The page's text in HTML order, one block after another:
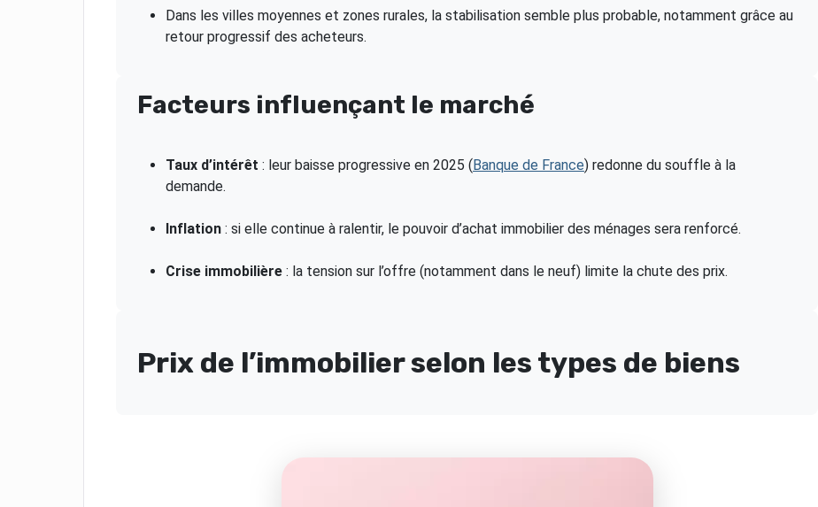
Dans les villes moyennes et zones rurales, la stabilisation semble plus probable, notamment grâce au
retour progressif des acheteurs.
Facteurs influençant le marché
Taux d’intérêt : leur baisse progressive en 2025 (Banque de France) redonne du souffle à la
demande.
Inflation : si elle continue à ralentir, le pouvoir d’achat immobilier des ménages sera renforcé.
Crise immobilière : la tension sur l’offre (notamment dans le neuf) limite la chute des prix.
Prix de l’immobilier selon les types de biens